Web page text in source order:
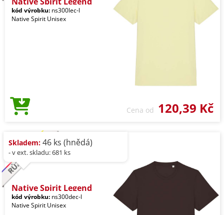
kód výrobku: ns300lec-l
Native Spirit Unisex
Cena od 120,39 Kč
Skladem: 46 ks (hnědá)
- v ext. skladu: 681 ks
Native Spirit Legend
kód výrobku: ns300dec-l
Native Spirit Unisex